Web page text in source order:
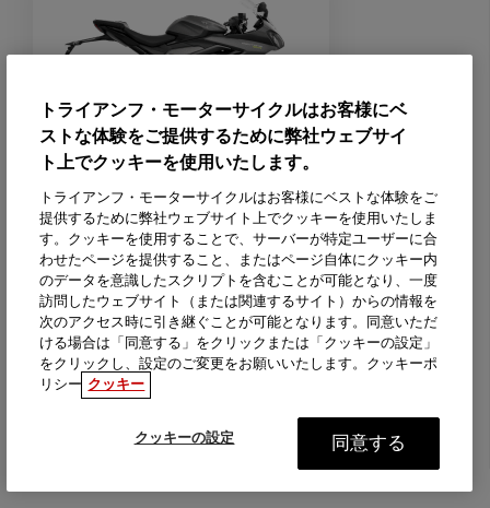
価格 ¥1,085,000
バイクをつくる
概要
トライアンフ・モーターサイクルはお客様にベ
ストな体験をご提供するために弊社ウェブサイ
ト上でクッキーを使用いたします。
トライアンフ・モーターサイクルはお客様にベストな体験をご
提供するために弊社ウェブサイト上でクッキーを使用いたしま
す。クッキーを使用することで、サーバーが特定ユーザーに合
わせたページを提供すること、またはページ自体にクッキー内
のデータを意識したスクリプトを含むことが可能となり、一度
訪問したウェブサイト（または関連するサイト）からの情報を
次のアクセス時に引き継ぐことが可能となります。同意いただ
ける場合は「同意する」をクリックまたは「クッキーの設定」
をクリックし、設定のご変更をお願いいたします。クッキーポ
リシー クッキー
クッキーの設定 同意する